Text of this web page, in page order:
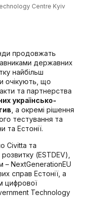
Centre Kyiv
продовжать
державних
найбільш
очікують, що
та партнерства
українсько-
, а окремі рішення
тестування та
та Естонії.
Civitta та
(ESTDEV),
– NextGenerationEU
справ Естонії, а
цифрової
Technology